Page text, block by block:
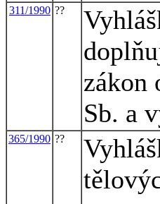
311/1990 ??
zákon
Sb. a
365/1990 ??